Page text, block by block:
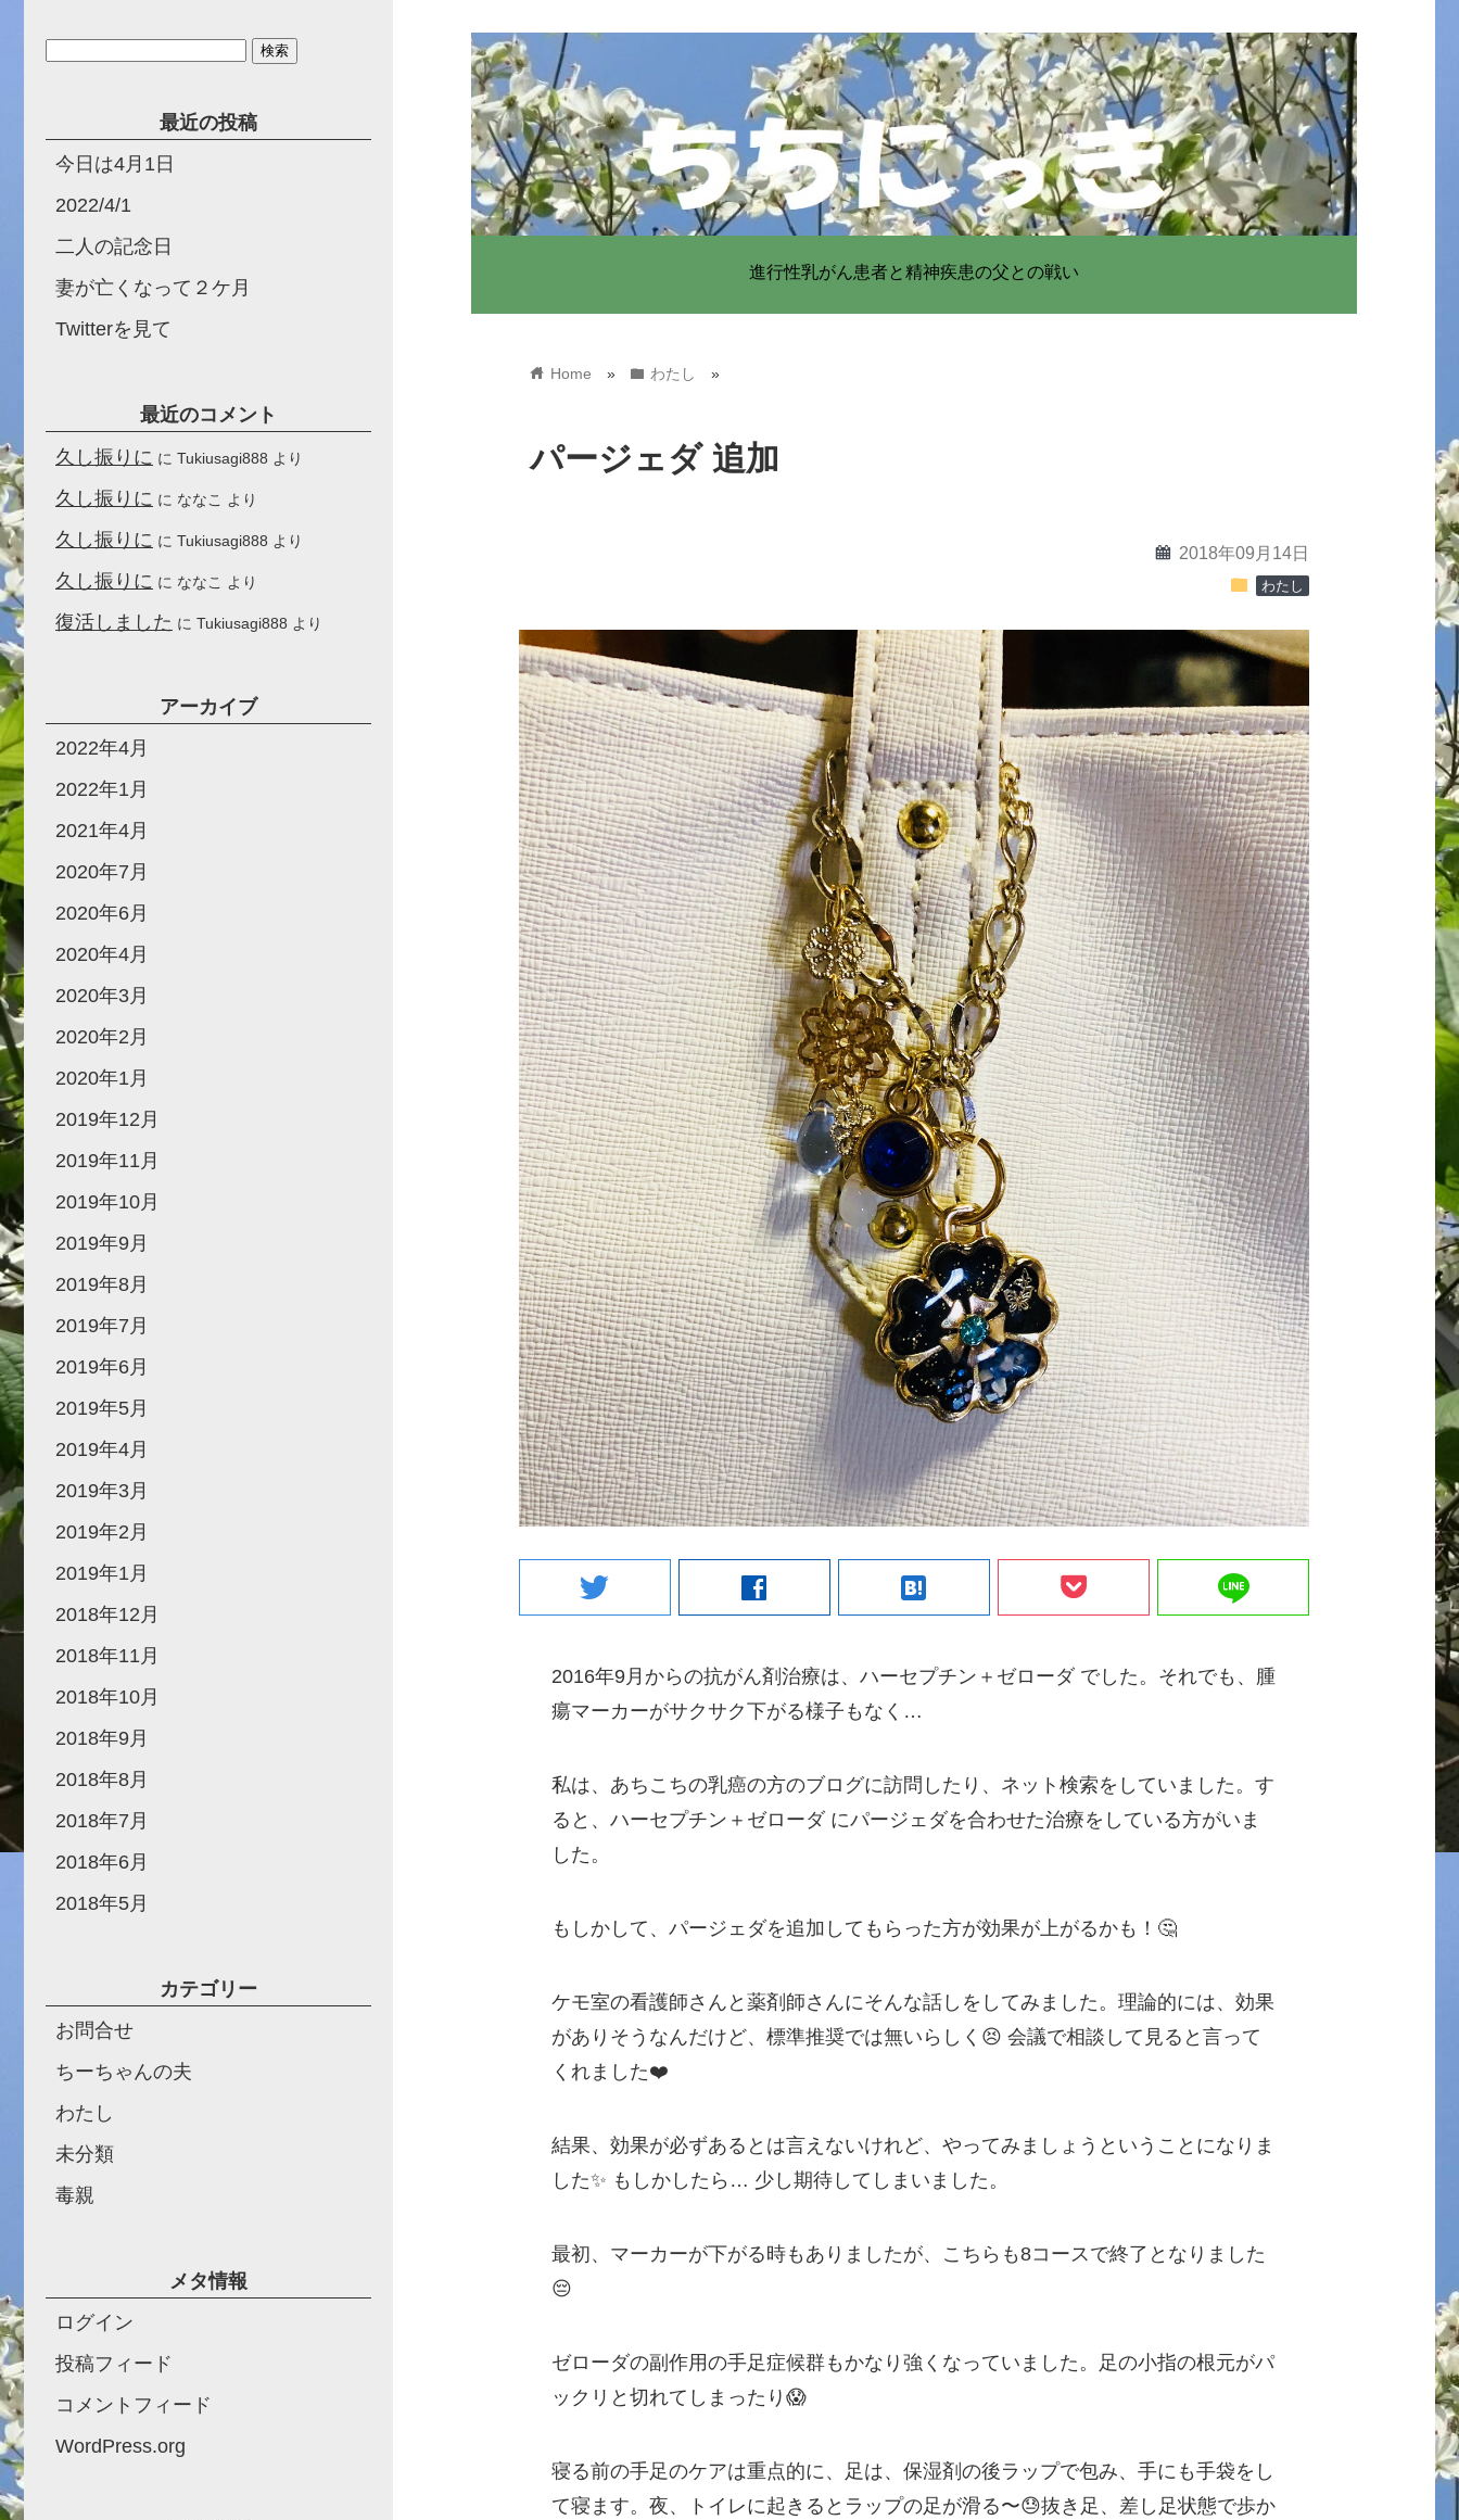
進行性乳がん患者と精神疾患の父との戦い
home Home » folder わたし »
パージェダ 追加
calendar 2018年09月14日
folder わたし
twitter facebook hatenabookmark line
2016年9月からの抗がん剤治療は、ハーセプチン＋ゼローダ でした。それでも、腫
瘍マーカーがサクサク下がる様子もなく…
私は、あちこちの乳癌の方のブログに訪問したり、ネット検索をしていました。す
ると、ハーセプチン＋ゼローダ にパージェダを合わせた治療をしている方がいま
した。
もしかして、パージェダを追加してもらった方が効果が上がるかも！🤔
ケモ室の看護師さんと薬剤師さんにそんな話しをしてみました。理論的には、効果
がありそうなんだけど、標準推奨では無いらしく😣 会議で相談して見ると言って
くれました❤️
結果、効果が必ずあるとは言えないけれど、やってみましょうということになりま
した✨ もしかしたら… 少し期待してしまいました。
最初、マーカーが下がる時もありましたが、こちらも8コースで終了となりました
😔
ゼローダの副作用の手足症候群もかなり強くなっていました。足の小指の根元がパ
ックリと切れてしまったり😱
寝る前の手足のケアは重点的に、足は、保湿剤の後ラップで包み、手にも手袋をし
て寝ます。夜、トイレに起きるとラップの足が滑る〜😓抜き足、差し足状態で歩か
最近の投稿
今日は4月1日
2022/4/1
二人の記念日
妻が亡くなって２ケ月
Twitterを見て
最近のコメント
久し振りに に Tukiusagi888 より
久し振りに に ななこ より
久し振りに に Tukiusagi888 より
久し振りに に ななこ より
復活しました に Tukiusagi888 より
アーカイブ
2022年4月
2022年1月
2021年4月
2020年7月
2020年6月
2020年4月
2020年3月
2020年2月
2020年1月
2019年12月
2019年11月
2019年10月
2019年9月
2019年8月
2019年7月
2019年6月
2019年5月
2019年4月
2019年3月
2019年2月
2019年1月
2018年12月
2018年11月
2018年10月
2018年9月
2018年8月
2018年7月
2018年6月
2018年5月
カテゴリー
お問合せ
ちーちゃんの夫
わたし
未分類
毒親
メタ情報
ログイン
投稿フィード
コメントフィード
WordPress.org